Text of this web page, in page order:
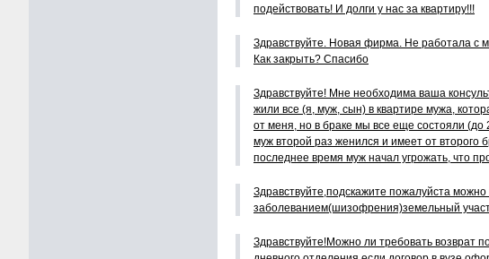
подействовать! И долги у нас за квартиру!!!
Здравствуйте. Новая фирма. Не работала с
Как закрыть? Спасибо
Здравствуйте! Мне необходима ваша
жили все (я, муж, сын) в квартире мужа,
от меня, но в браке мы все еще состояли
муж второй раз женился и имеет от второго
последнее время муж начал угрожать, что
Здравствуйте,подскажите пожалуйста
заболеванием(шизофрения)земельный
Здравствуйте!Можно ли требовать возврат